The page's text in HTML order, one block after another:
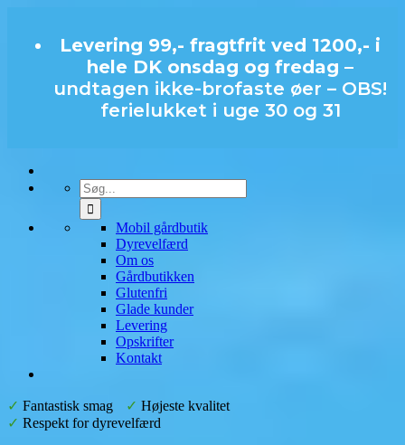
Levering 99,- fragtfrit ved 1200,- i
hele DK onsdag og fredag –
undtagen ikke-brofaste øer – OBS!
ferielukket i uge 30 og 31
Mobil gårdbutik
Dyrevelfærd
Om os
Gårdbutikken
Glutenfri
Glade kunder
Levering
Opskrifter
Kontakt
✓ Fantastisk smag ✓ Højeste kvalitet
✓ Respekt for dyrevelfærd